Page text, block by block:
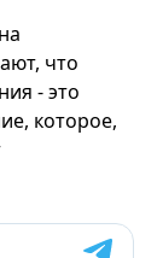
что
- это
которое,